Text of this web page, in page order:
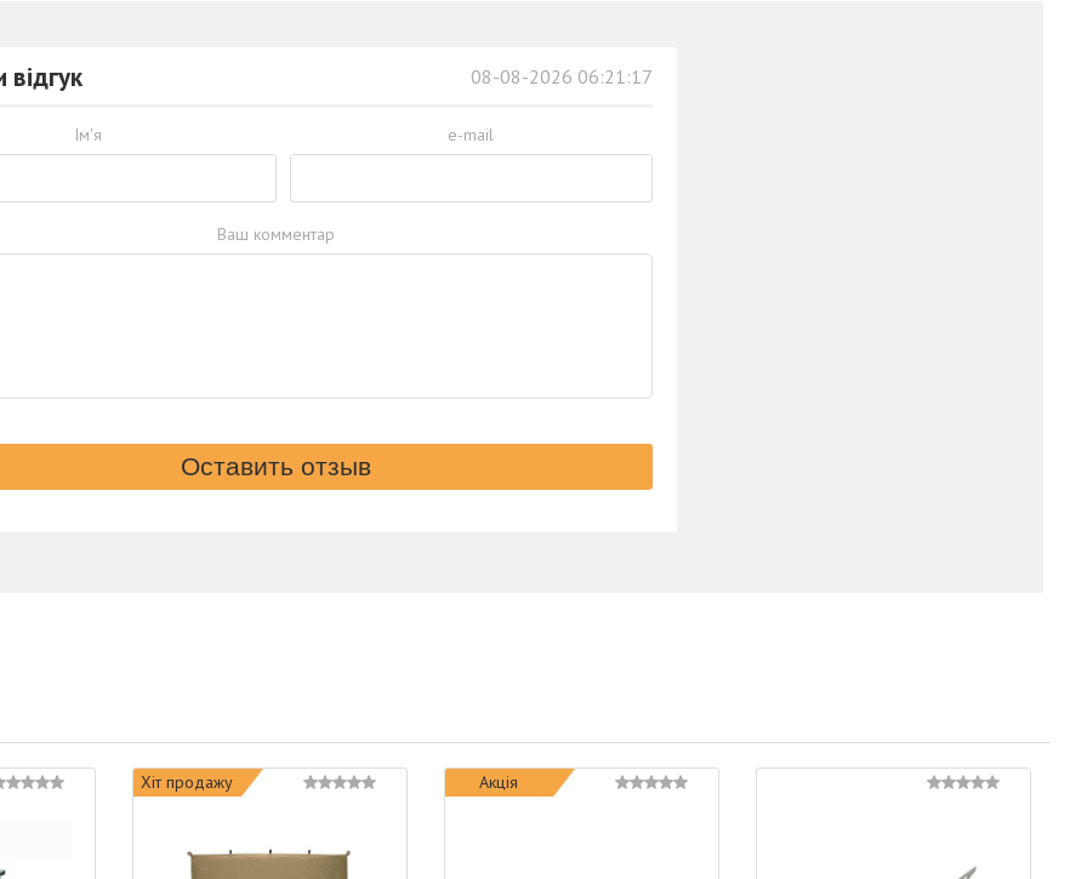
відгук 08-08-2026 06:21:17
Ім'я e-mail
Ваш комментар
Хіт продажу Акція